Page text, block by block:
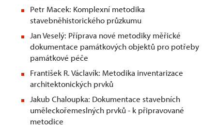
Petr Macek: Komplexní metodika
stavebněhistorického průzkumu
Jan Veselý: Příprava nové metodiky měřické
dokumentace památkových objektů pro potřeby
památkové péče
František R. Václavík: Metodika inventarizace
architektonických prvků
Jakub Chaloupka: Dokumentace stavebních
uměleckořemeslných prvků - k připravované
metodice